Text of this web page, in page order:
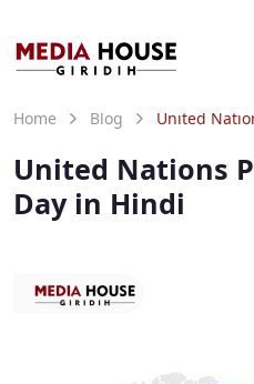
Home Blog United
United Nations
Day in Hindi